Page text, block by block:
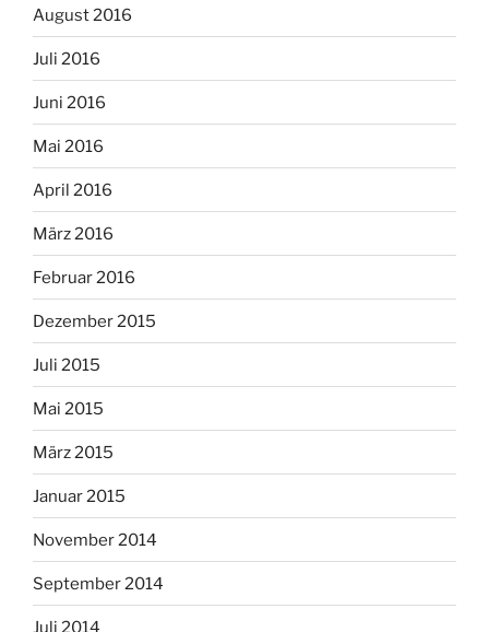
August 2016
Juli 2016
Juni 2016
Mai 2016
April 2016
März 2016
Februar 2016
Dezember 2015
Juli 2015
Mai 2015
März 2015
Januar 2015
November 2014
September 2014
Juli 2014